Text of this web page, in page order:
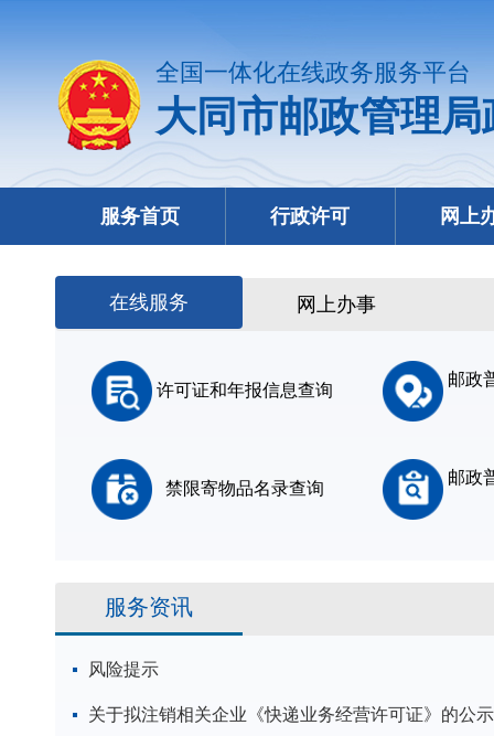
全国一体化在线政务服务平台
大同市邮政管理
服务首页 行政许可 网上
在线服务 网上办事
许可证和年报信息查询
邮政
禁限寄物品名录查询
邮政
服务资讯
风险提示
关于拟注销相关企业《快递业务经营许可证》的公示